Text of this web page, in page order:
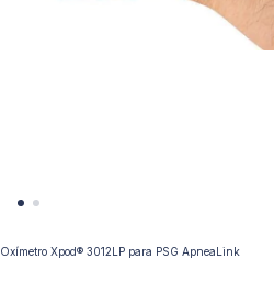
Oxímetro Xpod® 3012LP para PSG ApneaLink